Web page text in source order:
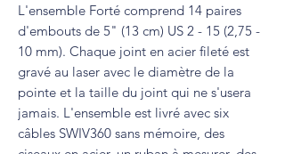
L'ensemble Forté comprend 14 paires
d'embouts de 5" (13 cm) US 2 - 15 (2,75 -
10 mm). Chaque joint en acier fileté est
gravé au laser avec le diamètre de la
pointe et la taille du joint qui ne s'usera
jamais. L'ensemble est livré avec six
câbles SWIV360 sans mémoire, des